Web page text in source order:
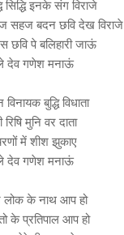
सिद्धि इनके संग विराजे
सहज बदन छवि देख विराजे
छवि पे बलिहारी जाऊं
देव गणेश मनाऊं
विनायक बुद्धि विधाता
रिषि मुनि वर दाता
में शीश झुकाए
देव गणेश मनाऊं
लोक के नाथ आप हो
के प्रतिपाल आप हो